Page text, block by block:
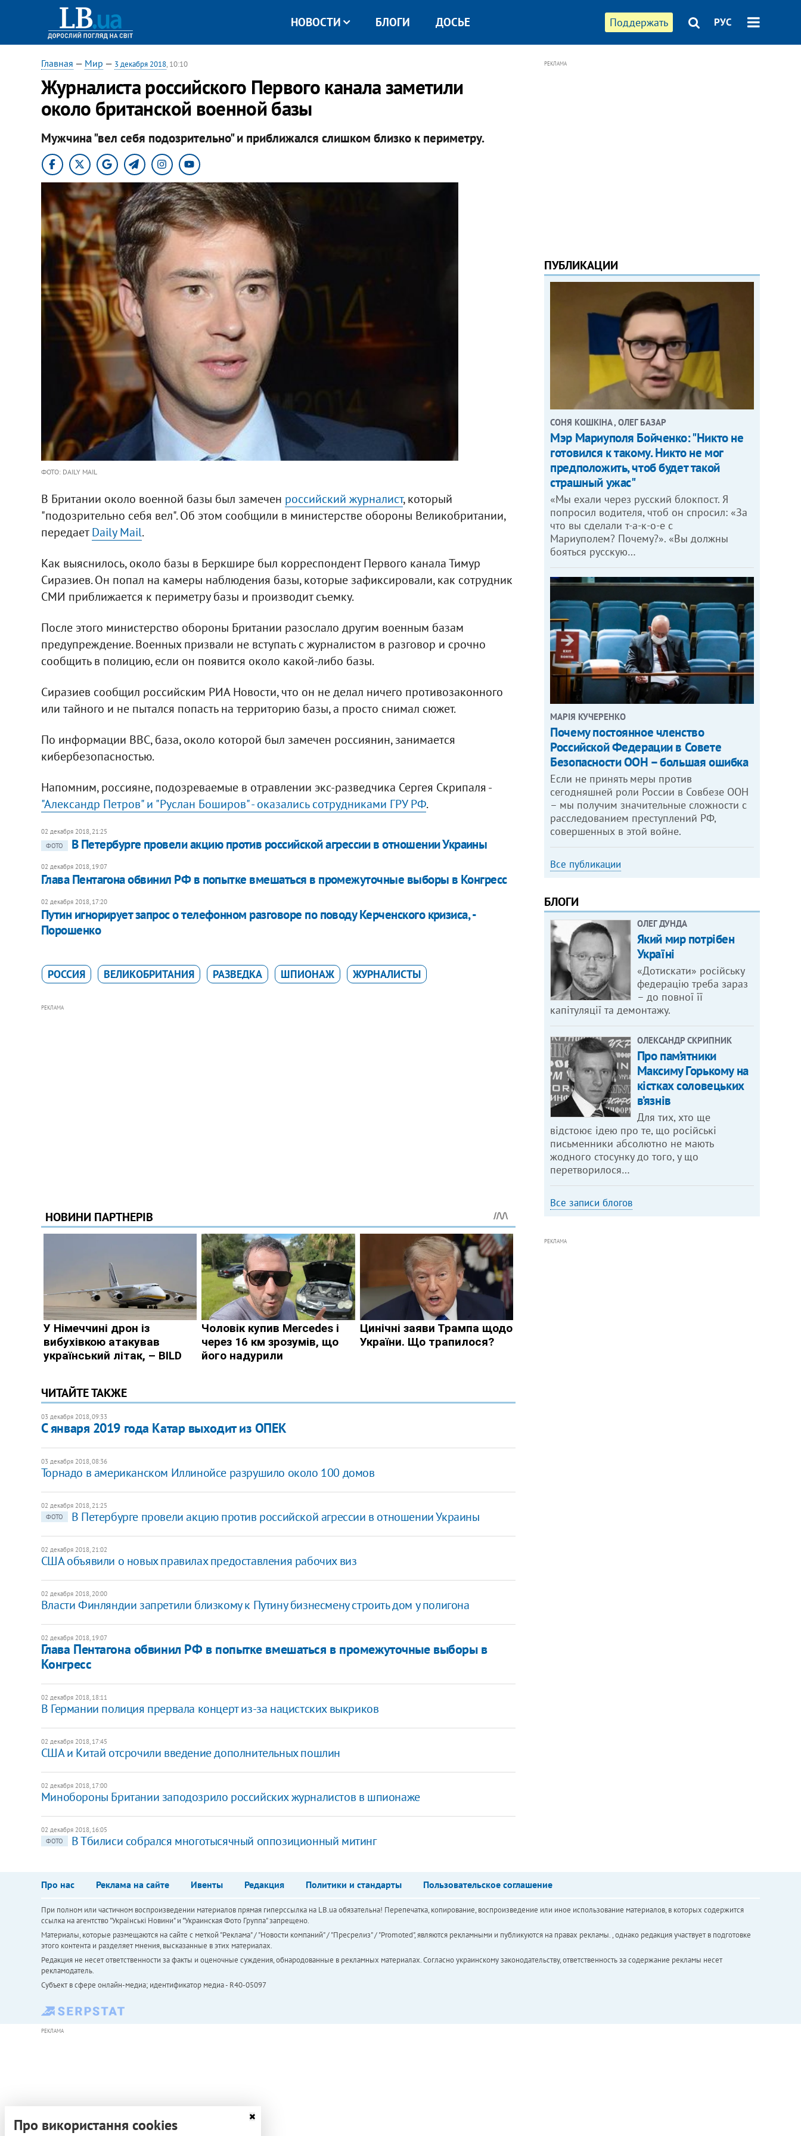
Поддержать РУС
НОВОСТИ БЛОГИ ДОСЬЕ
Главная — Мир — 3 декабря 2018, 10:10
​Журналиста российского Первого канала заметили
около британской военной базы
Мужчина "вел себя подозрительно" и приближался слишком близко к периметру.
ФОТО: DAILY MAIL
В Британии около военной базы был замечен российский журналист, который
"подозрительно себя вел". Об этом сообщили в министерстве обороны Великобритании,
передаетDaily Mail.
Как выяснилось, около базы в Беркшире был корреспондент Первого канала Тимур
Сиразиев. Он попал на камеры наблюдения базы, которые зафиксировали, как сотрудник
СМИ приближается к периметру базы и производит съемку.
После этого министерство обороны Британии разослало другим военным базам
предупреждение. Военных призвали не вступать с журналистом в разговор и срочно
сообщить в полицию, если он появится около какой-либо базы.
Сиразиев сообщил российским РИА Новости, что он не делал ничего противозаконного
или тайного и не пытался попасть на территорию базы, а просто снимал сюжет.
По информации BBC, база, около которой был замечен россиянин, занимается
кибербезопасностью.
Напомним, россияне, подозреваемые в отравлении экс-разведчика Сергея Скрипаля -
"Александр Петров" и "Руслан Боширов" - оказались сотрудниками ГРУ РФ.
02 декабря 2018, 21:25
ФОТО
В Петербурге провели акцию против российской агрессии в отношении Украины
02 декабря 2018, 19:07
Глава Пентагона обвинил РФ в попытке вмешаться в промежуточные выборы в Конгресс
02 декабря 2018, 17:20
Путин игнорирует запрос о телефонном разговоре по поводу Керченского кризиса, -
Порошенко
РОССИЯ ВЕЛИКОБРИТАНИЯ РАЗВЕДКА ШПИОНАЖ ЖУРНАЛИСТЫ
РЕКЛАМА
ЧИТАЙТЕ ТАКЖЕ
03 декабря 2018, 09:33
С января 2019 года Катар выходит из ОПЕК
03 декабря 2018, 08:36
Торнадо в американском Иллинойсе разрушило около 100 домов
02 декабря 2018, 21:25
ФОТО
В Петербурге провели акцию против российской агрессии в отношении Украины
02 декабря 2018, 21:02
США объявили о новых правилах предоставления рабочих виз
02 декабря 2018, 20:00
Власти Финляндии запретили близкому к Путину бизнесмену строить дом у полигона
02 декабря 2018, 19:07
Глава Пентагона обвинил РФ в попытке вмешаться в промежуточные выборы в
Конгресс
02 декабря 2018, 18:11
В Германии полиция прервала концерт из-за нацистских выкриков
02 декабря 2018, 17:45
США и Китай отсрочили введение дополнительных пошлин
02 декабря 2018, 17:00
Минобороны Британии заподозрило российских журналистов в шпионаже
02 декабря 2018, 16:05
ФОТО
В Тбилиси собрался многотысячный оппозиционный митинг
РЕКЛАМА
ПУБЛИКАЦИИ
СОНЯ КОШКІНА , ОЛЕГ БАЗАР
Мэр Мариуполя Бойченко: "Никто не
готовился к такому. Никто не мог
предположить, чтоб будет такой
страшный ужас"
«Мы ехали через русский блокпост. Я
попросил водителя, чтоб он спросил: «За
что вы сделали т-а-к-о-е с
Мариуполем? Почему?». «Вы должны
бояться русскую…
МАРІЯ КУЧЕРЕНКО
​Почему постоянное членство
Российской Федерации в Совете
Безопасности ООН – большая ошибка
Если не принять меры против
сегодняшней роли России в Совбезе ООН
– мы получим значительные сложности с
расследованием преступлений РФ,
совершенных в этой войне.
Все публикации
БЛОГИ
ОЛЕГ ДУНДА
Який мир потрібен
Україні
«Дотискати» російську
федерацію треба зараз
– до повної її
капітуляції та демонтажу.
ОЛЕКСАНДР СКРИПНИК
Про пам’ятники
Максиму Горькому на
кістках соловецьких
в’язнів
Для тих, хто ще
відстоює ідею про те, що російські
письменники абсолютно не мають
жодного стосунку до того, у що
перетворилося…
Все записи блогов
РЕКЛАМА
Про нас Реклама на сайте Ивенты Редакция Политики и стандарты Пользовательское соглашение
При полном или частичном воспроизведении материалов прямая гиперссылка на LB.ua обязательна! Перепечатка, копирование, воспроизведение или иное использование материалов, в которых содержится
ссылка на агентство "Українськi Новини" и "Украинская Фото Группа" запрещено.
Материалы, которые размещаются на сайте с меткой "Реклама" / "Новости компаний" / "Пресрелиз" / "Promoted", являются рекламными и публикуются на правах рекламы. , однако редакция участвует в подготовке
этого контента и разделяет мнения, высказанные в этих материалах.
Редакция не несет ответственности за факты и оценочные суждения, обнародованные в рекламных материалах. Согласно украинскому законодательству, ответственность за содержание рекламы несет
рекламодатель.
Субъект в сфере онлайн-медиа; идентификатор медиа - R40-05097
РЕКЛАМА
Про використання cookies